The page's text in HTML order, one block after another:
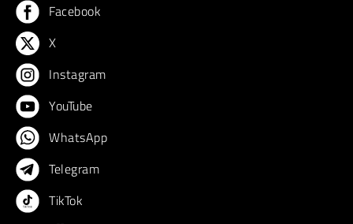
Facebook
X
Instagram
YouTube
WhatsApp
Telegram
TikTok